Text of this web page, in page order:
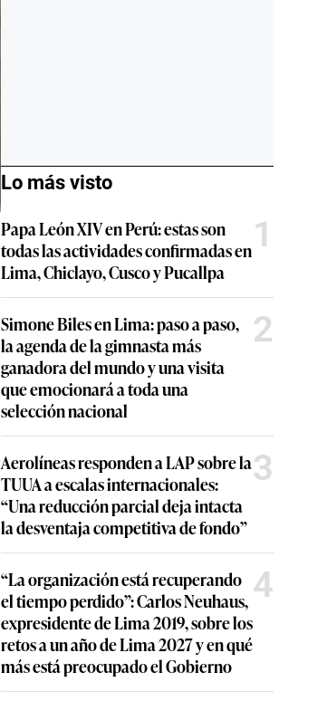
Lo más visto
Papa León XIV en Perú: estas son
todas las actividades confirmadas en
Lima, Chiclayo, Cusco y Pucallpa
1
Simone Biles en Lima: paso a paso,
la agenda de la gimnasta más
ganadora del mundo y una visita
que emocionará a toda una
selección nacional
2
Aerolíneas responden a LAP sobre la
TUUA a escalas internacionales:
“Una reducción parcial deja intacta
la desventaja competitiva de fondo”
3
“La organización está recuperando
el tiempo perdido”: Carlos Neuhaus,
expresidente de Lima 2019, sobre los
retos a un año de Lima 2027 y en qué
más está preocupado el Gobierno
4